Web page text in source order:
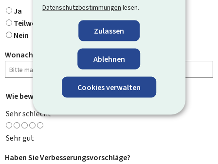
Datenschutzbestimmungen lesen.
Zulassen
Ablehnen
Cookies verwalten
Ja
Teilweise
Nein
Wonach haben Sie gesucht?
Wie bewerten Sie diese Seite? *
Sehr schlecht
Sehr gut
Haben Sie Verbesserungsvorschläge?